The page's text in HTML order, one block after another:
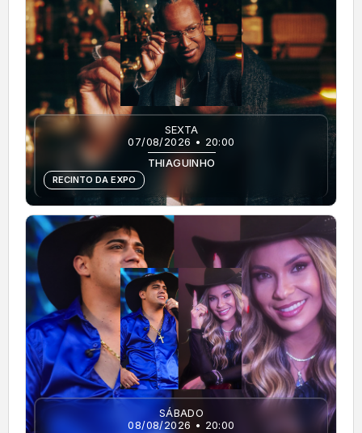
SEXTA
07/08/2026 • 20:00
THIAGUINHO
RECINTO DA EXPO
SÁBADO
08/08/2026 • 20:00